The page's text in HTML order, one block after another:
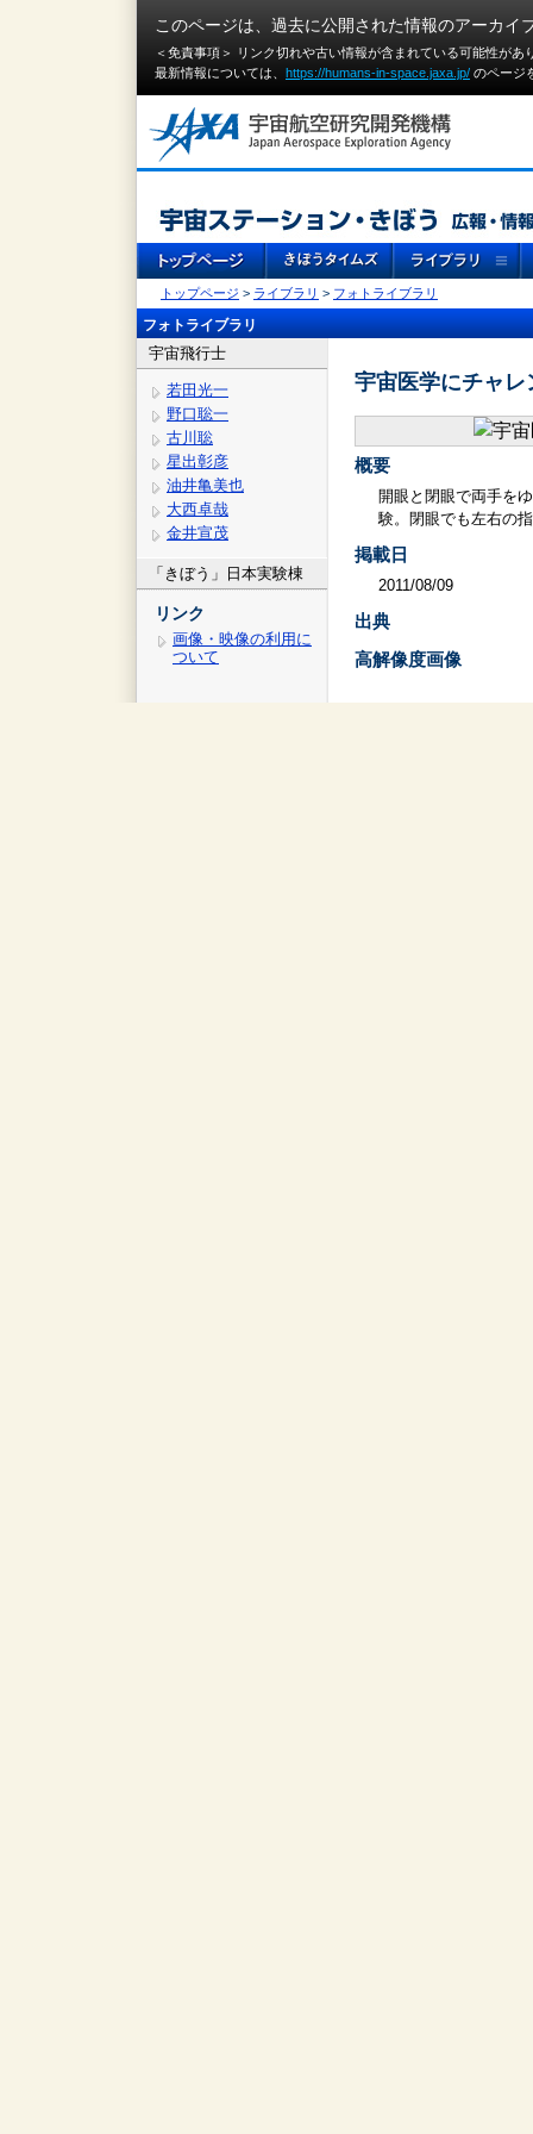
このページは、過去に公開された情報のアーカイ
＜免責事項＞ リンク切れや古い情報が含まれている可能性が
最新情報については、 https://humans-in-space.jaxa.jp/ のページ
トップページ > ライブラリ > フォトライブラリ
フォトライブラリ
宇宙飛行士
若田光一
野口聡一
古川聡
星出彰彦
油井亀美也
大西卓哉
金井宣茂
「きぼう」日本実験棟
リンク
画像・映像の利用に
ついて
宇宙医学にチャ
概要
開眼と閉眼で両手を
験。閉眼でも左右の
掲載日
2011/08/09
出典
高解像度画像